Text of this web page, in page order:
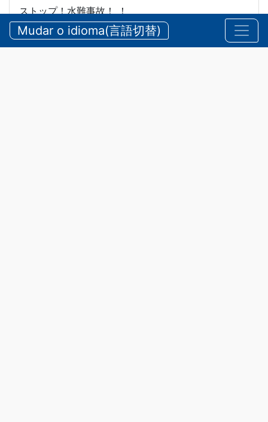
ストップ！水難事故！ ！
2026/08/05 quarta-feira Comunicados
Mudar o idioma(言語切替)